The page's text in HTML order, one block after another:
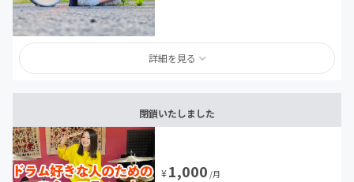
詳細を見る
閉鎖いたしました
¥1,000 /月